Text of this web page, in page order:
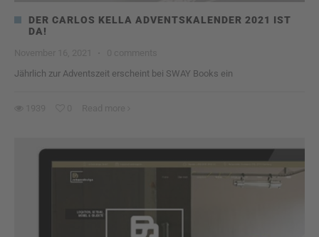
DER CARLOS KELLA ADVENTSKALENDER 2021 IST
DA!
Jährlich zur Adventszeit erscheint bei SWAY Books ein